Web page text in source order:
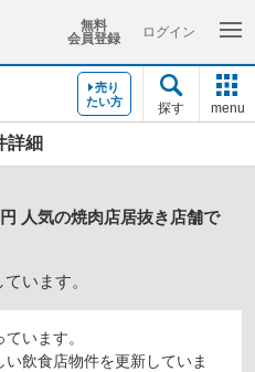
無料
会員登録
ログイン
売り
たい方
探す menu
詳細
人気の焼肉店居抜き店舗で
います。
います。
飲食店物件を更新していま